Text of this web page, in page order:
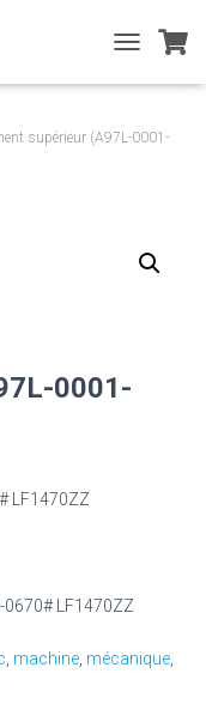
O
G
supérieur (A97L-0001-
0001-
LF1470ZZ
0670# LF1470ZZ
machine mécanique